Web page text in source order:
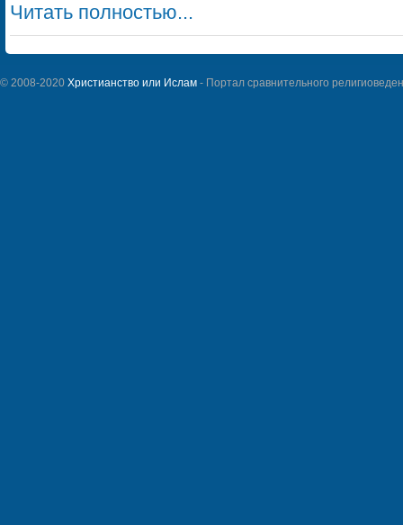
Читать полностью...
© 2008-2020 Христианство или Ислам - Портал сравнительного